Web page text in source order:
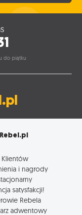
do piątku
i nagrody
satysfakcji!
Rebela
adwentowy